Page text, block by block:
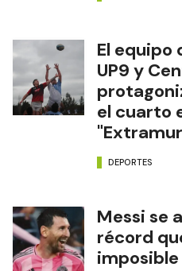
El equipo
UP9 y
el cuarto
DEPORTES
Messi se
récord
imposible